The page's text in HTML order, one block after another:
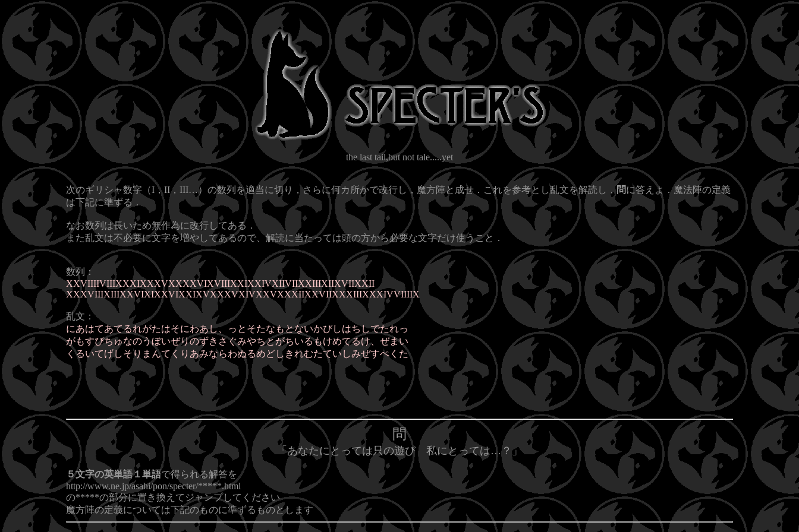
the last tail,but not tale.....yet
次のギリシャ数字（I，II，III…）の数列を適当に切り，さらに何カ所かで改行し，魔方陣と成せ．これを参考とし乱文を解読し，問に答えよ．魔法陣の定義
は下記に準ずる．
なお数列は長いため無作為に改行してある．
また乱文は不必要に文字を増やしてあるので、解読に当たっては頭の方から必要な文字だけ使うこと．
数列：
XXVIIIIVIIIXXXIXXXVXXXXVIXVIIIXXIXXIVXIIVIIXXIIIXIIXVIIXXII
XXXVIIIXIIIXXVIXIXXVIXXIXVXXXVXIVXXVXXXIIXXVIIXXXIIIXXXIVVIIIIX
乱文：
にあはてあてるれがたはそにわあし、っとそたなもとないかびしはちしでたれっ
がもすぴちゅなのうぼいぜりのずきさぐみやちとがちいるもけめてるけ、ぜまい
くるいてげしそりまんてくりあみならわぬるめどしきれむたていしみぜすぺくた
問
「あなたにとっては只の遊び 私にとっては…？」
５文字の英単語１単語で得られる解答を
http://www.ne.jp/asahi/pon/specter/*****.html
の*****の部分に置き換えてジャンプしてください
魔方陣の定義については下記のものに準ずるものとします